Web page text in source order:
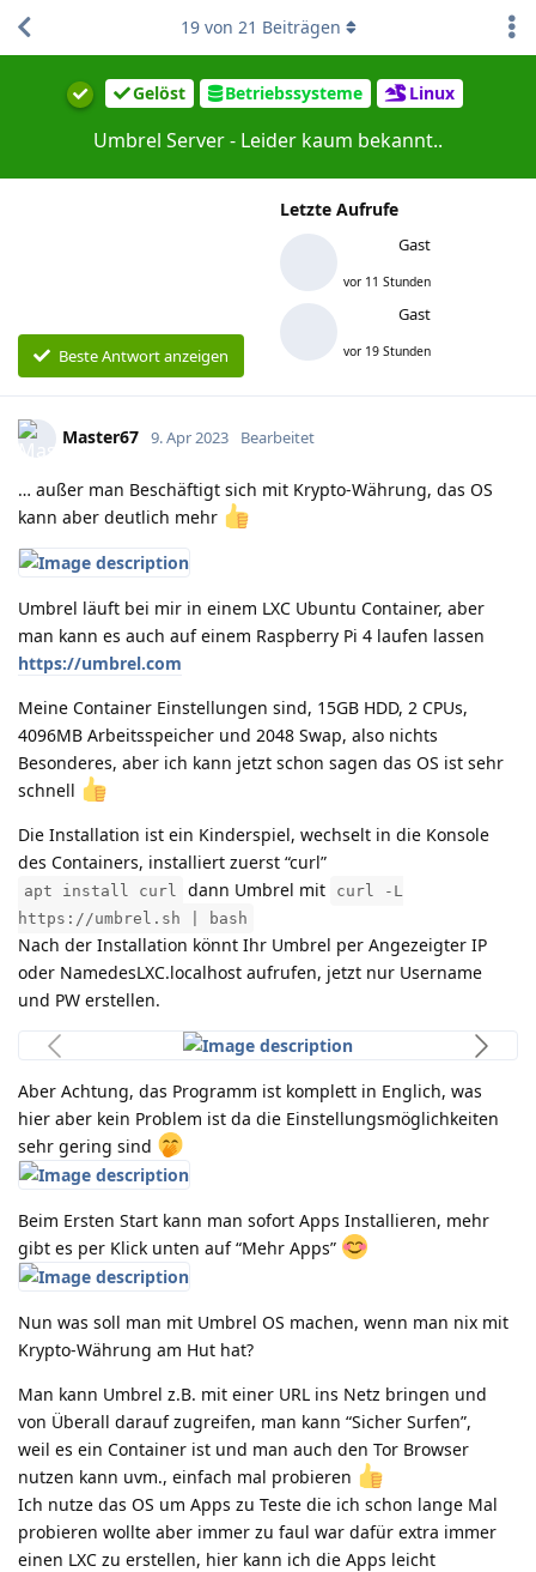
Gelöst Betriebssysteme Linux
Umbrel Server - Leider kaum bekannt..
Beste Antwort anzeigen
Letzte Aufrufe
Gast
vor 11 Stunden
Gast
vor 19 Stunden
19von 21 Beiträgen
Master67 9. Apr 2023 Bearbeitet
… außer man Beschäftigt sich mit Krypto-Währung, das OS
kann aber deutlich mehr
Umbrel läuft bei mir in einem LXC Ubuntu Container, aber
man kann es auch auf einem Raspberry Pi 4 laufen lassen
https://umbrel.com
Meine Container Einstellungen sind, 15GB HDD, 2 CPUs,
4096MB Arbeitsspeicher und 2048 Swap, also nichts
Besonderes, aber ich kann jetzt schon sagen das OS ist sehr
schnell
Die Installation ist ein Kinderspiel, wechselt in die Konsole
des Containers, installiert zuerst “curl”
apt install curl dann Umbrel mit
curl -L
https://umbrel.sh | bash
Nach der Installation könnt Ihr Umbrel per Angezeigter IP
oder NamedesLXC.localhost aufrufen, jetzt nur Username
und PW erstellen.
Aber Achtung, das Programm ist komplett in Englich, was
hier aber kein Problem ist da die Einstellungsmöglichkeiten
sehr gering sind
Beim Ersten Start kann man sofort Apps Installieren, mehr
gibt es per Klick unten auf “Mehr Apps”
Nun was soll man mit Umbrel OS machen, wenn man nix mit
Krypto-Währung am Hut hat?
Man kann Umbrel z.B. mit einer URL ins Netz bringen und
von Überall darauf zugreifen, man kann “Sicher Surfen”,
weil es ein Container ist und man auch den Tor Browser
nutzen kann uvm., einfach mal probieren
Ich nutze das OS um Apps zu Teste die ich schon lange Mal
probieren wollte aber immer zu faul war dafür extra immer
einen LXC zu erstellen, hier kann ich die Apps leicht